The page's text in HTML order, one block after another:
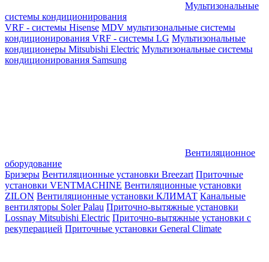
Мультизональные
системы кондиционирования
VRF - системы Hisense MDV мультизональные системы
кондиционирования VRF - системы LG Мультизональные
кондиционеры Mitsubishi Electric Мультизональные системы
кондиционирования Samsung
Вентиляционное
оборудование
Бризеры Вентиляционные установки Breezart Приточные
установки VENTMACHINE Вентиляционные установки
ZILON Вентиляционные установки КЛИМАТ Канальные
вентиляторы Soler Palau Приточно-вытяжные установки
Lossnay Mitsubishi Electric Приточно-вытяжные установки с
рекуперацией Приточные установки General Climate